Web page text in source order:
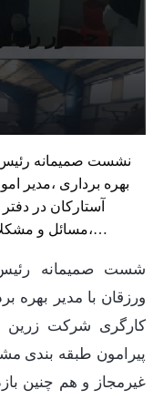
حضور
نشست صمیمانه رئیس
بهره برداری ،مدیر
آستارکان در
،مسائل و مشکلات معدن و حفاران غیرمجاز و هم چنین ب…
شست صمیمانه
ورزقان با مدیر بهره
کارگری شرکت زرین
پیرامون طبقه بندی
غیرمجاز و هم چنین